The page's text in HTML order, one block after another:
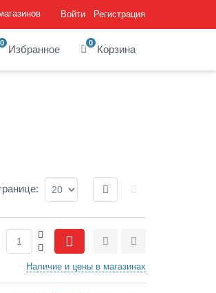
Войти Регистрация
0
Избранное
0
Корзина
: Отображение:
-
+
СравнитьОтложить
Наличие и цены в магазинах